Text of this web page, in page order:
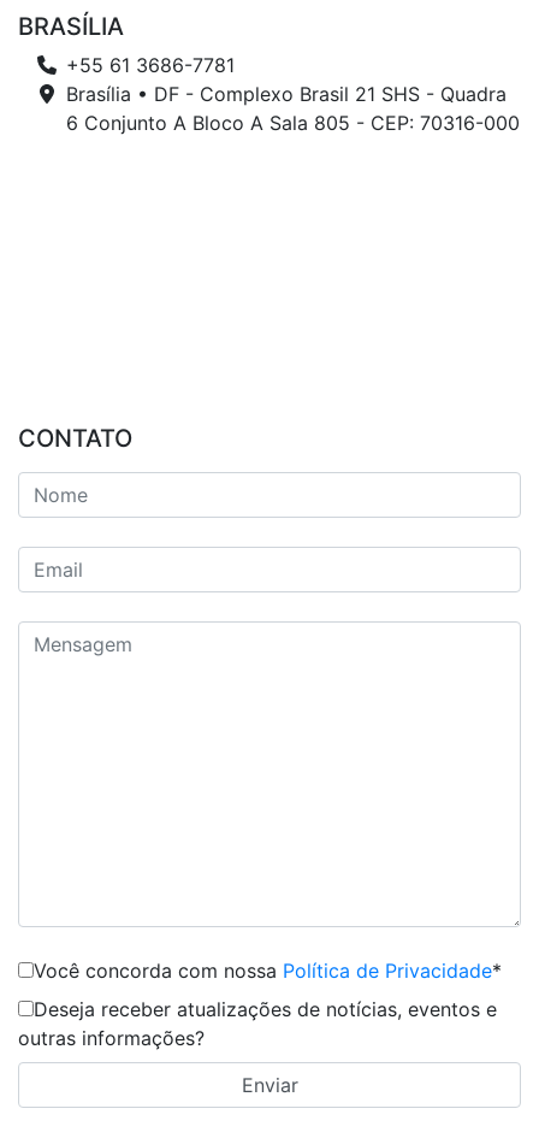
BRASÍLIA
+55 61 3686-7781
Brasília • DF - Complexo Brasil 21 SHS - Quadra
6 Conjunto A Bloco A Sala 805 - CEP: 70316-000
CONTATO
Você concorda com nossa Política de Privacidade*
Deseja receber atualizações de notícias, eventos e
outras informações?